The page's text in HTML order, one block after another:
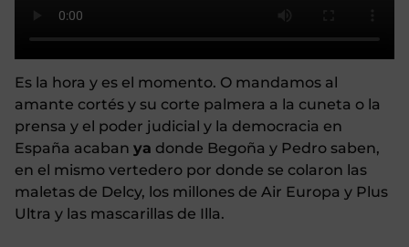
Es la hora y es el momento. O mandamos al
amante cortés y su corte palmera a la cuneta o la
prensa y el poder judicial y la democracia en
España acaban ya donde Begoña y Pedro saben,
en el mismo vertedero por donde se colaron las
maletas de Delcy, los millones de Air Europa y Plus
Ultra y las mascarillas de Illa.